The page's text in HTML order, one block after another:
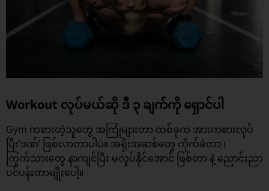
Workout လုပ်မယ်ဆို ဒီ ၃ ချက်ကို ရှောင်ပါ
Gym ကစားတဲ့သူတွေ အကြုံများတာ တစ်ခုက အားကစားလုပ်
ပြီး’ဒဏ်’ ဖြစ်လာတာပါပဲ။ အရိုးအဆစ်တွေ ကိုက်ခဲတာ ၊
ကြွက်သားတွေ နာကျင်ပြီး မလှုပ်နိုင်အောင် ဖြစ်တာ နဲ့ ညောင်းညာ
ပင်ပန်းတာမျိုးပေါ့။